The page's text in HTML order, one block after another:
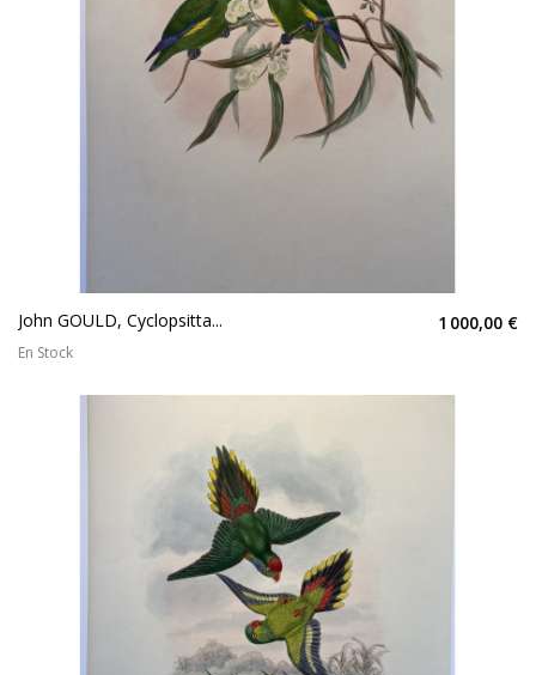
John GOULD, Cyclopsitta... 1 000,00 €
En Stock